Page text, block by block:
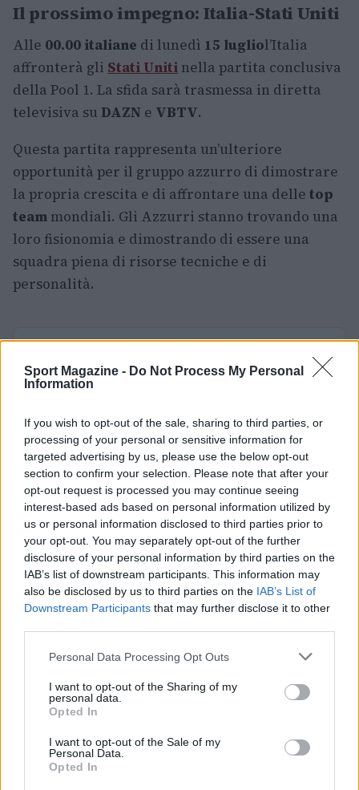
Sport Magazine - Do Not Process My Personal
Information
If you wish to opt-out of the sale, sharing to third parties, or
processing of your personal or sensitive information for
targeted advertising by us, please use the below opt-out
section to confirm your selection. Please note that after your
opt-out request is processed you may continue seeing
interest-based ads based on personal information utilized by
us or personal information disclosed to third parties prior to
your opt-out. You may separately opt-out of the further
disclosure of your personal information by third parties on the
IAB’s list of downstream participants. This information may
also be disclosed by us to third parties on the IAB’s List of
Downstream Participants that may further disclose it to other
Please note that this website/app uses one or more Google
not limited to your visit or usage behaviour. You may click to
grant or deny consent to Google and its third-party tags to
use your data for below specified purposes in below Google
consent section.
Personal Data Processing Opt Outs
I want to opt-out of the Sharing of my
personal data.
Opted In
I want to opt-out of the Sale of my
Personal Data.
Opted In
Il prossimo impegno: Italia-Stati Uniti
Alle 00.00 italiane di lunedì 15 lugliol’Italia
affronterà gli Stati Uniti nella partita conclusiva
della Pool 1. La sfida sarà trasmessa in diretta
televisiva su DAZN e VBTV.
Questa partita rappresenta un’ulteriore
opportunità per il gruppo azzurro di dimostrare
la propria crescita e di affrontare una delle top
team mondiali. Gli Azzurri stanno trovando una
loro fisionomia e dimostrando di essere una
squadra piena di risorse tecniche e di
personalità.
Francesca Lombardi
Francesca Lombardi, fiorentina, prese appunti
da allora firma approfondimenti sui motori. In
redazione sostiene un approccio metodico
alle prove su pista, cura il format 'tecnica e
cronaca' e conserva i fogli di appunti del
debutto tecnico in autodromo.